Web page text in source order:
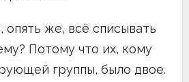
опять же, всё списывать
Потому что их, кому
группы, было двое.